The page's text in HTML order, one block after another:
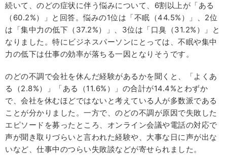
続いて、のどの症状に伴う悩みについて、6割以上が「ある
（60.2%）」と回答。悩みの1位は「不眠（44.5%）」、2位
は「集中力の低下（37.2%）」、3位は「口臭（31.2%）」と
なりました。特にビジネスパーソンにとっては、不眠や集中
力の低下は仕事の効率が落ちる一因となりそうです。
のどの不調で会社を休んだ経験があるかを聞くと、「よくあ
る（2.8%）」「ある（11.6%）」の合計が14.4%とわずか
で、会社を休むほどではないと考えている人が多数派である
ことが分かりました。一方で、のどの不調が原因で失敗した
エピソードを募ったところ、オンライン会議や電話の対応で
声が聞き取りづらいと言われた経験や、大事な日に声が出な
いなど、仕事中のつらい失敗談などが寄せられました。